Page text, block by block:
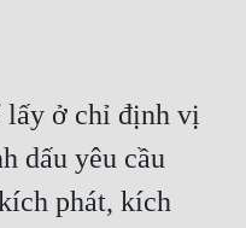
lấy ở chỉ định vị
dấu yêu cầu
phát, kích